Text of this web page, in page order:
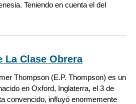
Teniendo en cuenta el del
La Clase Obrera
Thompson (E.P. Thompson) es un
en Oxford, Inglaterra, el 3 de
convencido, influyó enormemente